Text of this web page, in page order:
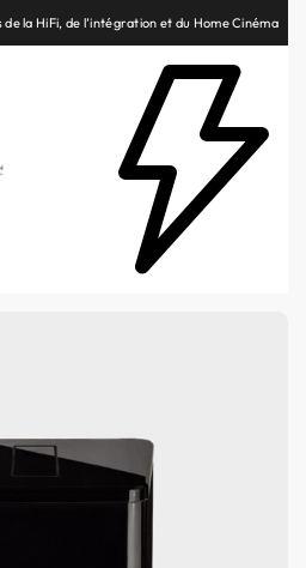
la HiFi, de l’intégration et du Home Cinéma